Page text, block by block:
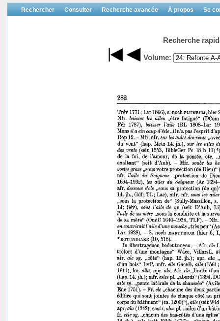
Rechercher Consulter Recherche avancée À propos Se
Recherche
Volume: